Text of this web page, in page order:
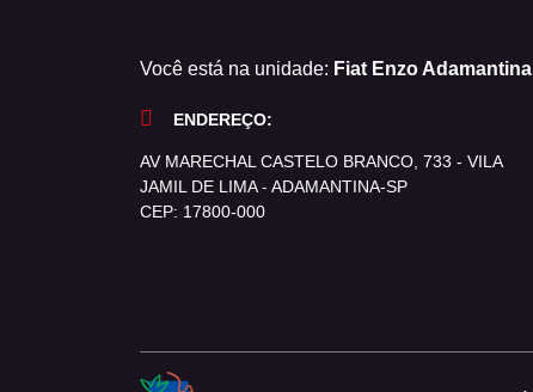
Você está na unidade: Fiat Enzo Adamantina
ENDEREÇO:
AV MARECHAL CASTELO BRANCO, 733 - VILA
JAMIL DE LIMA - ADAMANTINA-SP
CEP: 17800-000